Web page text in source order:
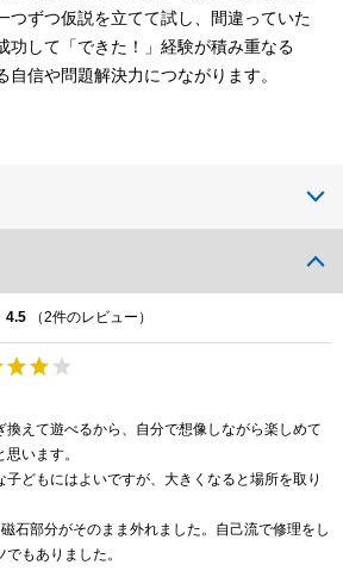
つずつ仮説を立てて試し、間違っていた
功して「できた！」経験が積み重なる
自信や問題解決力につながります。
（2件のレビュー）
えて遊べるから、自分で想像しながら楽しめて
います。
どもにはよいですが、大きくなると場所を取り
石部分がそのまま外れました。自己流で修理をし
もありました。